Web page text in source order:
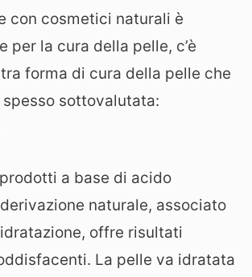
con cosmetici naturali è
per la cura della pelle, c’è
forma di cura della pelle che
sottovalutata:
a base di acido
naturale, associato
offre risultati
La pelle va idratata